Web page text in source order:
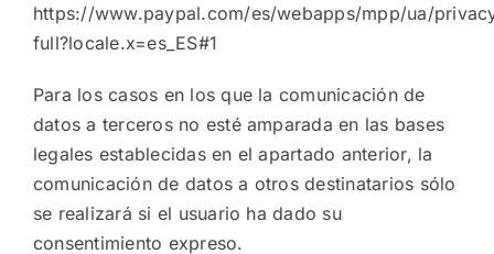
https://www.paypal.com/es/webapps/mpp/ua/
full?locale.x=es_ES#1
Para los casos en los que la comunicación de
datos a terceros no esté amparada en las bases
legales establecidas en el apartado anterior, la
comunicación de datos a otros destinatarios sólo
se realizará si el usuario ha dado su
consentimiento expreso.